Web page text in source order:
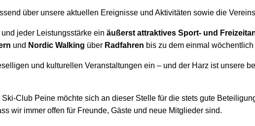
über unsere aktuellen Ereignisse und Aktivitäten sowie die
jeder Leistungs­stärke ein äußerst attraktives Sport- und
und Nordic Walking über Radfahren bis zu dem einmal
und kulturellen Veranstaltungen ein – und der Harz ist unsere
Club Peine möchte sich an dieser Stelle für die stets gute
wir immer offen für Freunde, Gäste und neue Mitglieder sind.